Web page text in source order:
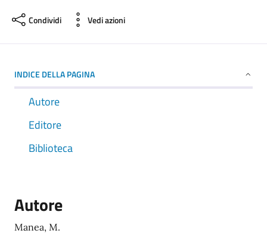
Condividi Vedi azioni
INDICE DELLA PAGINA
Autore
Editore
Biblioteca
Autore
Manea, M.